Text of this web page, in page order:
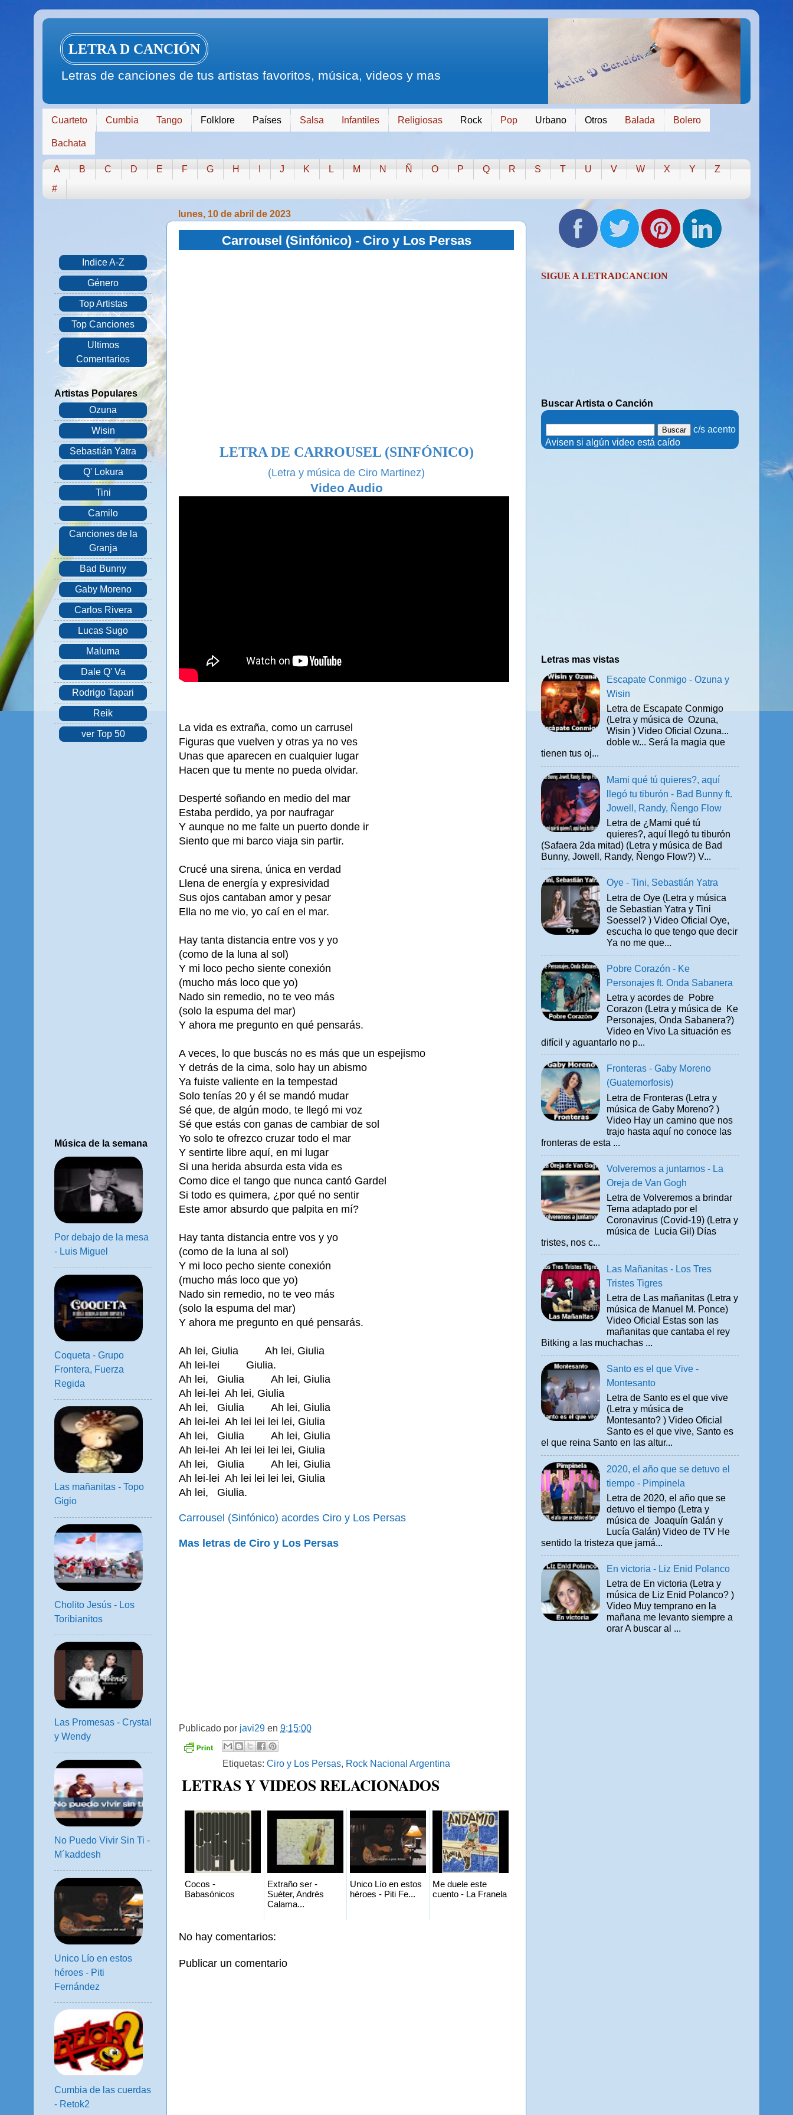
LETRA D CANCIÓN
Letras de canciones de tus artistas favoritos, música, videos y mas
Cuarteto Cumbia Tango Folklore Países Salsa Infantiles Religiosas Rock Pop Urbano Otros Balada Bolero
Bachata
A B C D E F G H J K L M N Ñ O P Q R S T U V W X Y
Z
#
lunes, 10 de abril de 2023
Carrousel (Sinfónico) - Ciro y Los Persas
LETRA DE CARROUSEL (SINFÓNICO)
(Letra y música de Ciro Martinez)
Video Audio
La vida es extraña, como un carrusel
Figuras que vuelven y otras ya no ves
Unas que aparecen en cualquier lugar
Hacen que tu mente no pueda olvidar.
Desperté soñando en medio del mar
Estaba perdido, ya por naufragar
Y aunque no me falte un puerto donde ir
Siento que mi barco viaja sin partir.
Crucé una sirena, única en verdad
Llena de energía y expresividad
Sus ojos cantaban amor y pesar
Ella no me vio, yo caí en el mar.
Hay tanta distancia entre vos y yo
(como de la luna al sol)
Y mi loco pecho siente conexión
(mucho más loco que yo)
Nado sin remedio, no te veo más
(solo la espuma del mar)
Y ahora me pregunto en qué pensarás.
A veces, lo que buscás no es más que un espejismo
Y detrás de la cima, solo hay un abismo
Ya fuiste valiente en la tempestad
Solo tenías 20 y él se mandó mudar
Sé que, de algún modo, te llegó mi voz
Sé que estás con ganas de cambiar de sol
Yo solo te ofrezco cruzar todo el mar
Y sentirte libre aquí, en mi lugar
Si una herida absurda esta vida es
Como dice el tango que nunca cantó Gardel
Si todo es quimera, ¿por qué no sentir
Este amor absurdo que palpita en mí?
Hay tanta distancia entre vos y yo
(como de la luna al sol)
Y mi loco pecho siente conexión
(mucho más loco que yo)
Nado sin remedio, no te veo más
(solo la espuma del mar)
Y ahora me pregunto en qué pensarás.
Ah lei, Giulia Ah lei, Giulia
Ah lei-lei Giulia.
Ah lei, Giulia Ah lei, Giulia
Ah lei-lei Ah lei, Giulia
Ah lei, Giulia Ah lei, Giulia
Ah lei-lei Ah lei lei lei lei, Giulia
Ah lei, Giulia Ah lei, Giulia
Ah lei-lei Ah lei lei lei lei, Giulia
Ah lei, Giulia Ah lei, Giulia
Ah lei-lei Ah lei lei lei lei, Giulia
Ah lei, Giulia.
Carrousel (Sinfónico) acordes Ciro y Los Persas
Mas letras de Ciro y Los Persas
Publicado por javi29 en 9:15:00
Etiquetas: Ciro y Los Persas, Rock Nacional Argentina
LETRAS Y VIDEOS RELACIONADOS
Cocos -
Babasónicos
Extraño ser -
Suéter, Andrés
Calama...
Unico Lío en estos
héroes - Piti Fe...
Me duele este
cuento - La Franela
No hay comentarios:
Publicar un comentario
Indice A-Z
Género
Top Artistas
Top Canciones
Ultimos
Comentarios
Artistas Populares
Ozuna
Wisin
Sebastián Yatra
Q' Lokura
Tini
Camilo
Canciones de la
Granja
Bad Bunny
Gaby Moreno
Carlos Rivera
Lucas Sugo
Maluma
Dale Q' Va
Rodrigo Tapari
Reik
ver Top 50
Música de la semana
Por debajo de la mesa
- Luis Miguel
Coqueta - Grupo
Frontera, Fuerza
Regida
Las mañanitas - Topo
Gigio
Cholito Jesús - Los
Toribianitos
Las Promesas - Crystal
y Wendy
No Puedo Vivir Sin Ti -
M´kaddesh
Unico Lío en estos
héroes - Piti
Fernández
Cumbia de las cuerdas
- Retok2
SIGUE A LETRADCANCION
Buscar Artista o Canción
c/s acento
. Avisen si algún video está caído
Letras mas vistas
Escapate Conmigo - Ozuna y
Wisin
Letra de Escapate Conmigo
(Letra y música de Ozuna,
Wisin ) Video Oficial Ozuna...
doble w... Será la magia que
tienen tus oj...
Mami qué tú quieres?, aquí
llegó tu tiburón - Bad Bunny ft.
Jowell, Randy, Ñengo Flow
Letra de ¿Mami qué tú
quieres?, aquí llegó tu tiburón
(Safaera 2da mitad) (Letra y música de Bad
Bunny, Jowell, Randy, Ñengo Flow?) V...
Oye - Tini, Sebastián Yatra
Letra de Oye (Letra y música
de Sebastian Yatra y Tini
Soessel? ) Video Oficial Oye,
escucha lo que tengo que decir
Ya no me que...
Pobre Corazón - Ke
Personajes ft. Onda Sabanera
Letra y acordes de Pobre
Corazon (Letra y música de Ke
Personajes, Onda Sabanera?)
Video en Vivo La situación es
difícil y aguantarlo no p...
Fronteras - Gaby Moreno
(Guatemorfosis)
Letra de Fronteras (Letra y
música de Gaby Moreno? )
Video Hay un camino que nos
trajo hasta aquí no conoce las
fronteras de esta ...
Volveremos a juntarnos - La
Oreja de Van Gogh
Letra de Volveremos a brindar
Tema adaptado por el
Coronavirus (Covid-19) (Letra y
música de Lucia Gil) Días
tristes, nos c...
Las Mañanitas - Los Tres
Tristes Tigres
Letra de Las mañanitas (Letra y
música de Manuel M. Ponce)
Video Oficial Estas son las
mañanitas que cantaba el rey
Bitking a las muchachas ...
Santo es el que Vive -
Montesanto
Letra de Santo es el que vive
(Letra y música de
Montesanto? ) Video Oficial
Santo es el que vive, Santo es
el que reina Santo en las altur...
2020, el año que se detuvo el
tiempo - Pimpinela
Letra de 2020, el año que se
detuvo el tiempo (Letra y
música de Joaquín Galán y
Lucía Galán) Video de TV He
sentido la tristeza que jamá...
En victoria - Liz Enid Polanco
Letra de En victoria (Letra y
música de Liz Enid Polanco? )
Video Muy temprano en la
mañana me levanto siempre a
orar A buscar al ...